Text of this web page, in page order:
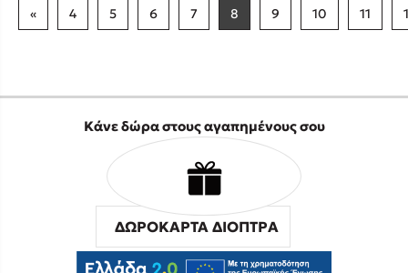
« 4 5 6 7 8 9 10 11
Κάνε δώρα στους αγαπημένους σου
ΔΩΡΟΚΑΡΤΑ ΔΙΟΠΤΡΑ